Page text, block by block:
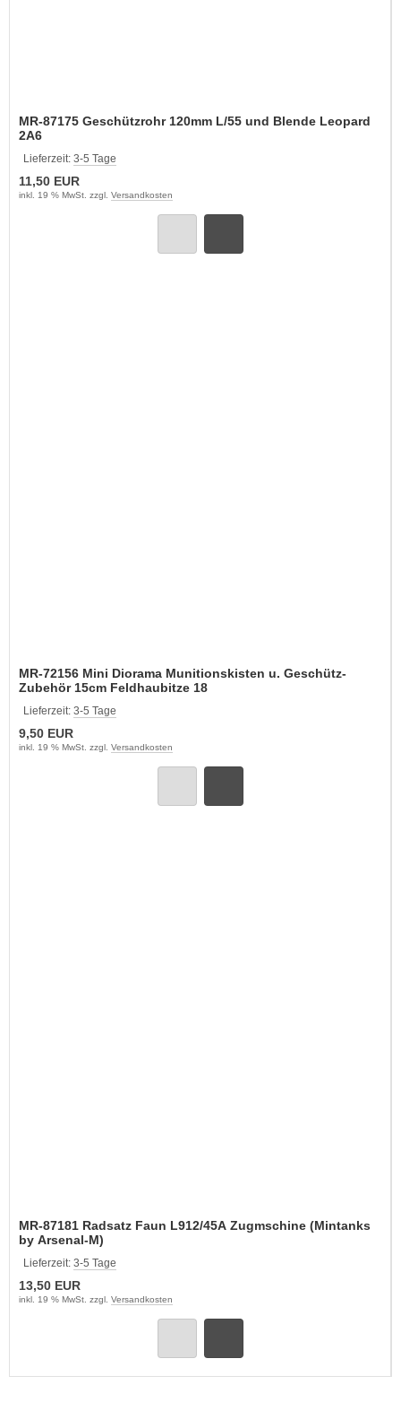
MR-87175 Geschützrohr 120mm L/55 und Blende Leopard
2A6
Lieferzeit: 3-5 Tage
11,50 EUR
inkl. 19 % MwSt. zzgl. Versandkosten
MR-72156 Mini Diorama Munitionskisten u. Geschütz-
Zubehör 15cm Feldhaubitze 18
Lieferzeit: 3-5 Tage
9,50 EUR
inkl. 19 % MwSt. zzgl. Versandkosten
MR-87181 Radsatz Faun L912/45A Zugmschine (Mintanks
by Arsenal-M)
Lieferzeit: 3-5 Tage
13,50 EUR
inkl. 19 % MwSt. zzgl. Versandkosten